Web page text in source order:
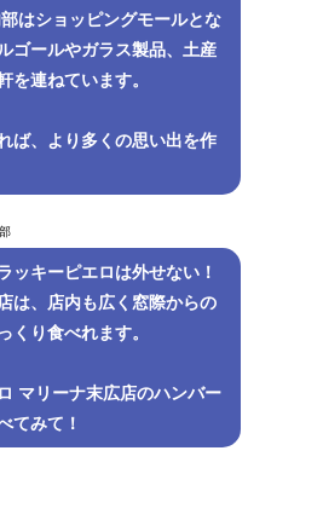
はショッピングモールとな
ゴールやガラス製品、土産
を連ねています。
ば、より多くの思い出を作
ッキーピエロは外せない！
は、店内も広く窓際からの
くり食べれます。
マリーナ末広店のハンバー
てみて！